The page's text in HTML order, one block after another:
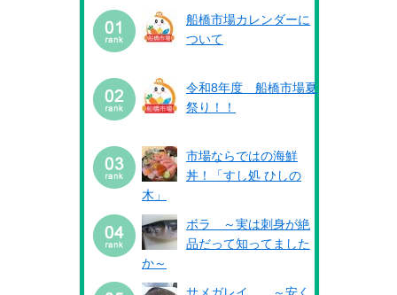
船橋市場カレンダーに
ついて
令和8年度 船橋市場夏
祭り！！
市場ならではの海鮮
丼！「すし処 ひしの
木」
ボラ ～実は刺身が絶
品だって知ってました
か～
サメガレイ ～安く